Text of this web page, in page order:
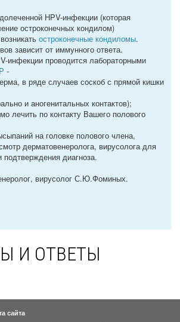
НPV-инфекции (которая
остроконечных кондилом)
остроконечные кондиломы.
зависит от иммунного ответа.
инфекции проводится лабораторными
-
в ряде случаев соскоб с прямой кишки
и аногенитальных контактов);
лечить по контакту Вашего полового
на головке полового члена,
дерматовенеролога, вирусолога для
диагноза.
вирусолог С.Ю.Фоминых.
И ОТВЕТЫ
сайта